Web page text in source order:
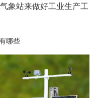
象站来做好工业生产工
哪些